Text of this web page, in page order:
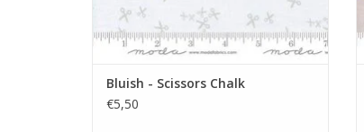
Bluish - Scissors Chalk
€5,50